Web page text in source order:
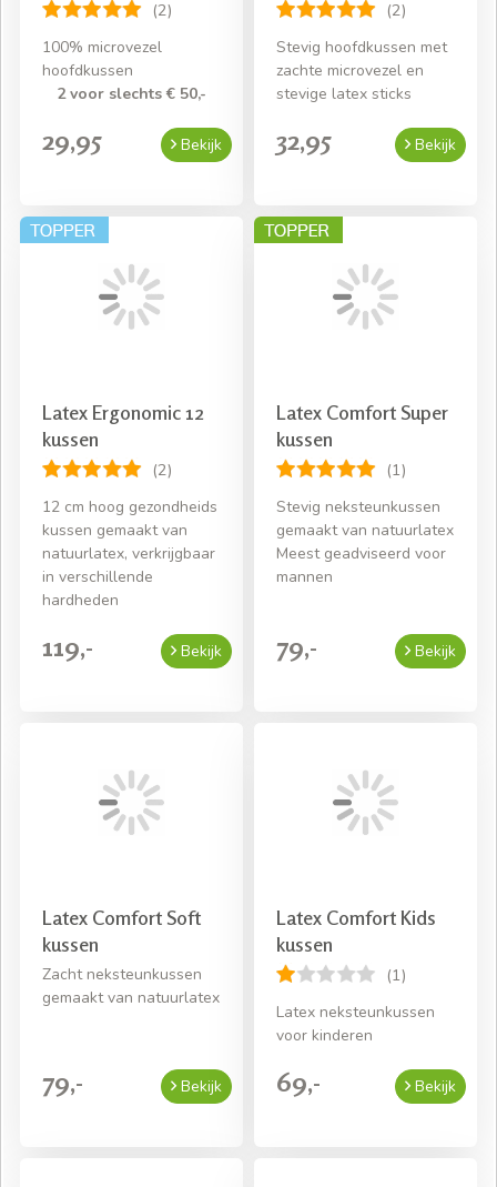
(2)
100% microvezel
hoofdkussen
2 voor slechts € 50,-
29,95 Bekijk
(2)
Stevig hoofdkussen met
zachte microvezel en
stevige latex sticks
32,95 Bekijk
Latex Ergonomic 12
kussen
(2)
12 cm hoog gezondheids
kussen gemaakt van
natuurlatex, verkrijgbaar
in verschillende
hardheden
119,- Bekijk
Latex Comfort Super
kussen
(1)
Stevig neksteunkussen
gemaakt van natuurlatex
Meest geadviseerd voor
mannen
79,- Bekijk
Latex Comfort Soft
kussen
Zacht neksteunkussen
gemaakt van natuurlatex
79,- Bekijk
Latex Comfort Kids
kussen
(1)
Latex neksteunkussen
voor kinderen
69,- Bekijk